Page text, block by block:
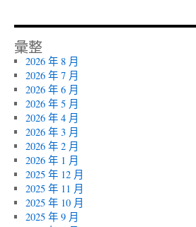
彙整
2026 年 8 月
2026 年 7 月
2026 年 6 月
2026 年 5 月
2026 年 4 月
2026 年 3 月
2026 年 2 月
2026 年 1 月
2025 年 12 月
2025 年 11 月
2025 年 10 月
2025 年 9 月